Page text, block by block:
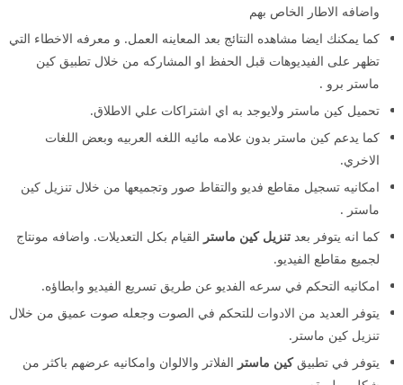
واضافه الاطار الخاص بهم
كما يمكنك ايضا مشاهده النتائج بعد المعاينه العمل. و معرفه الاخطاء التي
تظهر على الفيديوهات قبل الحفظ او المشاركه من خلال تطبيق كين
ماستر برو .
تحميل كين ماستر ولايوجد به اي اشتراكات علي الاطلاق.
كما يدعم كين ماستر بدون علامه مائيه اللغه العربيه وبعض اللغات
الاخري.
امكانيه تسجيل مقاطع فديو والتقاط صور وتجميعها من خلال تنزيل كين
ماستر .
كما انه يتوفر بعد تنزيل كين ماستر القيام بكل التعديلات. واضافه مونتاج
لجميع مقاطع الفيديو.
امكانيه التحكم في سرعه الفديو عن طريق تسريع الفيديو وابطاؤه.
يتوفر العديد من الادوات للتحكم في الصوت وجعله صوت عميق من خلال
تنزيل كين ماستر.
يتوفر في تطبيقكين ماستر الفلاتر والالوان وامكانيه عرضهم باكثر من